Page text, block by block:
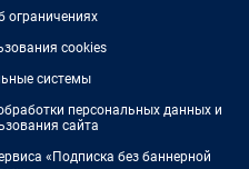
ограничениях
cookies
системы
персональных данных и
сайта
«Подписка без баннерной